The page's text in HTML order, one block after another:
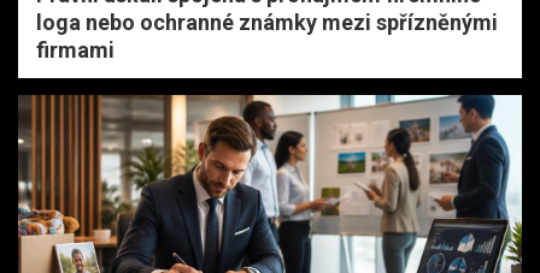
loga nebo ochranné známky mezi spřízněnými
firmami